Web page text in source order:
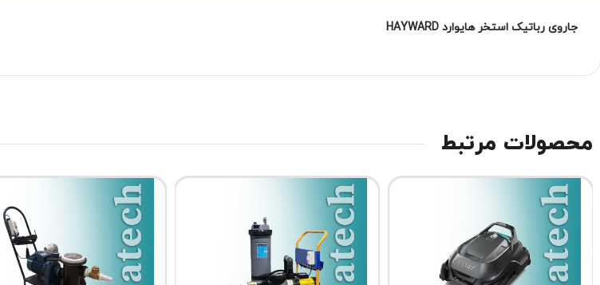
جاروی رباتیک استخر هایوارد HAYWARD
محصولات مرتبط